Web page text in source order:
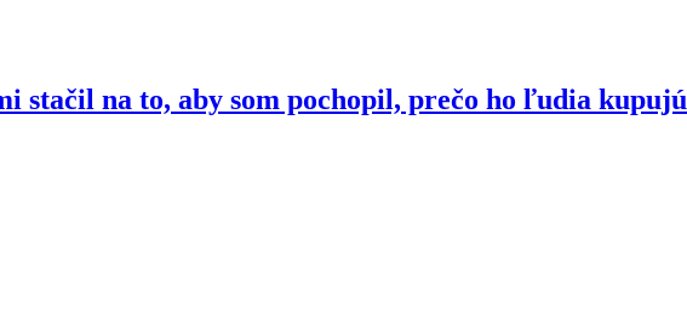
stačil na to, aby som pochopil, prečo ho ľudia kupujú